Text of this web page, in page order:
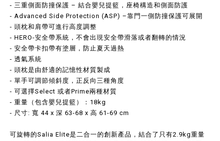
- 三重側面防撞保護 – 結合嬰兒提籃，座椅構造和側面防護
- Advanced Side Protection (ASP) –靠門一側防撞保護可展開
- 頭枕和肩帶可進行高度調整
- HERO-安全帶系統，不會出現安全帶滑落或者翻轉的情況
- 安全帶卡扣帶有塗層，防止夏天過熱
- 透氣系統
- 頭枕是由舒適的記憶性材質製成
- 單手可調節傾斜度，正反向三種角度
- 可選擇Select 或者Prime兩種材質
- 重量（包含嬰兒提籃）：18kg
- 尺寸: 寬 44 x 深 63-68 x 高 61-69 cm
可旋轉的Salia Elite是二合一的創新產品，結合了只有2.9kg重量